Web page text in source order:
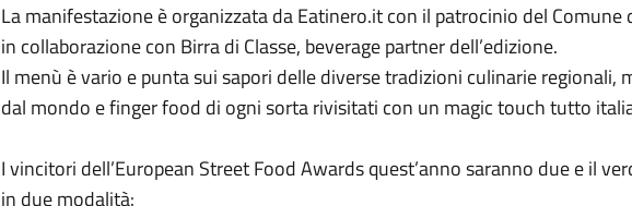
La manifestazione è organizzata da Eatinero.it con il patrocinio del Comune
in collaborazione con Birra di Classe, beverage partner dell’edizione.
Il menù è vario e punta sui sapori delle diverse tradizioni culinarie regionali,
dal mondo e finger food di ogni sorta rivisitati con un magic touch tutto
I vincitori dell’European Street Food Awards quest’anno saranno due e il
in due modalità: